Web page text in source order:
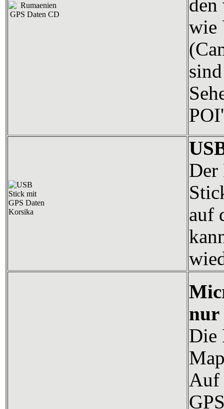
den
wie
Der
auf
nur
Die
Auf